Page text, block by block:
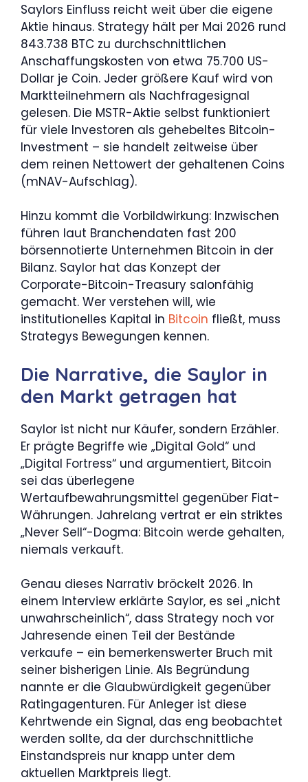
Saylors Einfluss reicht weit über die eigene
Aktie hinaus. Strategy hält per Mai 2026 rund
843.738 BTC zu durchschnittlichen
Anschaffungskosten von etwa 75.700 US-
Dollar je Coin. Jeder größere Kauf wird von
Marktteilnehmern als Nachfragesignal
gelesen. Die MSTR-Aktie selbst funktioniert
für viele Investoren als gehebeltes Bitcoin-
Investment – sie handelt zeitweise über
dem reinen Nettowert der gehaltenen Coins
(mNAV-Aufschlag).
Hinzu kommt die Vorbildwirkung: Inzwischen
führen laut Branchendaten fast 200
börsennotierte Unternehmen Bitcoin in der
Bilanz. Saylor hat das Konzept der
Corporate-Bitcoin-Treasury salonfähig
gemacht. Wer verstehen will, wie
institutionelles Kapital in Bitcoin fließt, muss
Strategys Bewegungen kennen.
Die Narrative, die Saylor in
den Markt getragen hat
Saylor ist nicht nur Käufer, sondern Erzähler.
Er prägte Begriffe wie „Digital Gold“ und
„Digital Fortress“ und argumentiert, Bitcoin
sei das überlegene
Wertaufbewahrungsmittel gegenüber Fiat-
Währungen. Jahrelang vertrat er ein striktes
„Never Sell“-Dogma: Bitcoin werde gehalten,
niemals verkauft.
Genau dieses Narrativ bröckelt 2026. In
einem Interview erklärte Saylor, es sei „nicht
unwahrscheinlich“, dass Strategy noch vor
Jahresende einen Teil der Bestände
verkaufe – ein bemerkenswerter Bruch mit
seiner bisherigen Linie. Als Begründung
nannte er die Glaubwürdigkeit gegenüber
Ratingagenturen. Für Anleger ist diese
Kehrtwende ein Signal, das eng beobachtet
werden sollte, da der durchschnittliche
Einstandspreis nur knapp unter dem
aktuellen Marktpreis liegt.